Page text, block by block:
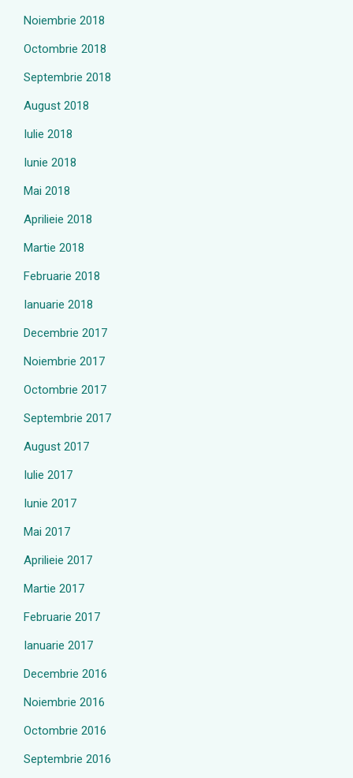
Noiembrie 2018
Octombrie 2018
Septembrie 2018
August 2018
Iulie 2018
Iunie 2018
Mai 2018
Aprilieie 2018
Martie 2018
Februarie 2018
Ianuarie 2018
Decembrie 2017
Noiembrie 2017
Octombrie 2017
Septembrie 2017
August 2017
Iulie 2017
Iunie 2017
Mai 2017
Aprilieie 2017
Martie 2017
Februarie 2017
Ianuarie 2017
Decembrie 2016
Noiembrie 2016
Octombrie 2016
Septembrie 2016